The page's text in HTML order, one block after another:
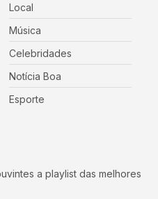
Local
Música
Celebridades
Notícia Boa
Esporte
a playlist das melhores